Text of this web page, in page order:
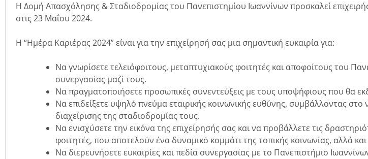
Η Δομή Απασχόλησης & Σταδιοδρομίας του Πανεπιστημίου Ιωαννίνων προσκαλεί
στις 23 Μαΐου 2024.
H “Ημέρα Καριέρας 2024” είναι για την επιχείρησή σας μια σημαντική ευκαιρία για:
Να γνωρίσετε τελειόφοιτους, μεταπτυχιακούς φοιτητές και αποφοίτους του
συνεργασίας μαζί τους.
Να πραγματοποιήσετε προσωπικές συνεντεύξεις με τους υποψήφιους που θα
Να επιδείξετε υψηλό πνεύμα εταιρικής κοινωνικής ευθύνης, συμβάλλοντας στο
διαχείρισης της σταδιοδρομίας τους.
Να ενισχύσετε την εικόνα της επιχείρησής σας και να προβάλλετε τις
φοιτητές, που αποτελούν ένα δυναμικό κομμάτι της τοπικής κοινωνίας, αλλά
Να διερευνήσετε ευκαιρίες και πεδία συνεργασίας με το Πανεπιστήμιο